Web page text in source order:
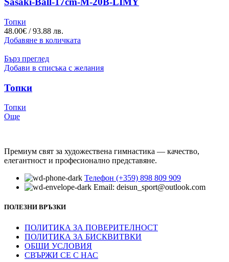
Топки
48.00€ / 93.88 лв.
Добавяне в количката
Бърз преглед
Добави в списъка с желания
Топки
Топки
Още
Премиум свят за художествена гимнастика — качество,
елегантност и професионално представяне.
Телефон (+359) 898 809 909
Email: deisun_sport@outlook.com
ПОЛЕЗНИ ВРЪЗКИ
ПОЛИТИКА ЗА ПОВЕРИТЕЛНОСТ
ПОЛИТИКА ЗА БИСКВИТВКИ
ОБЩИ УСЛОВИЯ
СВЪРЖИ СЕ С НАС